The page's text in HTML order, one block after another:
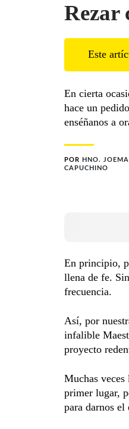
Rezar
Este
En cierta
hace un
enséñanos a
POR
HNO.
CAPUCHINO
En principio,
llena de fe.
frecuencia.
Así, por
infalible
proyecto
Muchas
primer lugar,
para darnos el